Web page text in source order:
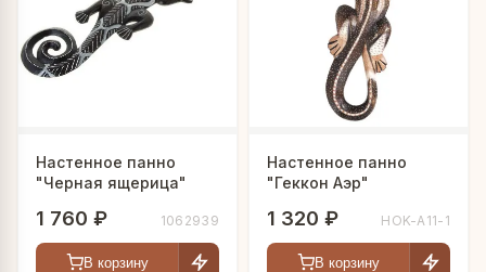
Настенное панно
"Черная ящерица"
1 760 ₽ 1062939
В корзину
Настенное панно
"Геккон Аэр"
1 320 ₽ HOK-A11-1
В корзину